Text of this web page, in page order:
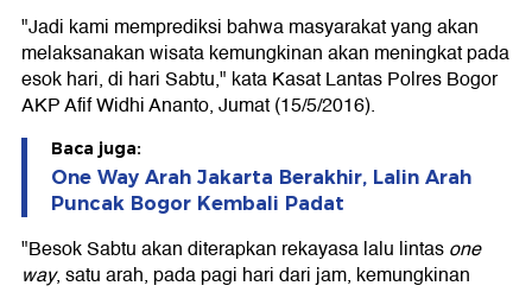
"Jadi kami memprediksi bahwa masyarakat yang akan
melaksanakan wisata kemungkinan akan meningkat pada
esok hari, di hari Sabtu," kata Kasat Lantas Polres Bogor
AKP Afif Widhi Ananto, Jumat (15/5/2016).
Baca juga:
One Way Arah Jakarta Berakhir, Lalin Arah
Puncak Bogor Kembali Padat
"Besok Sabtu akan diterapkan rekayasa lalu lintasone
way, satu arah, pada pagi hari dari jam, kemungkinan